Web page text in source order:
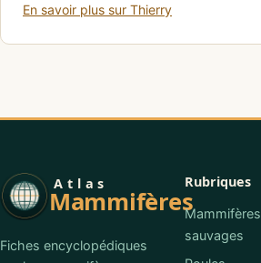
En savoir plus sur Thierry
Atlas
Mammifères
Fiches encyclopédiques
Rubriques
Mammifères
sauvages